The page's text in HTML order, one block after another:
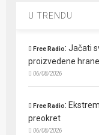
U TRENDU
Free Radio:Jačati
proizvedene hrane
06/08/2026
Free Radio:
preokret
06/08/2026